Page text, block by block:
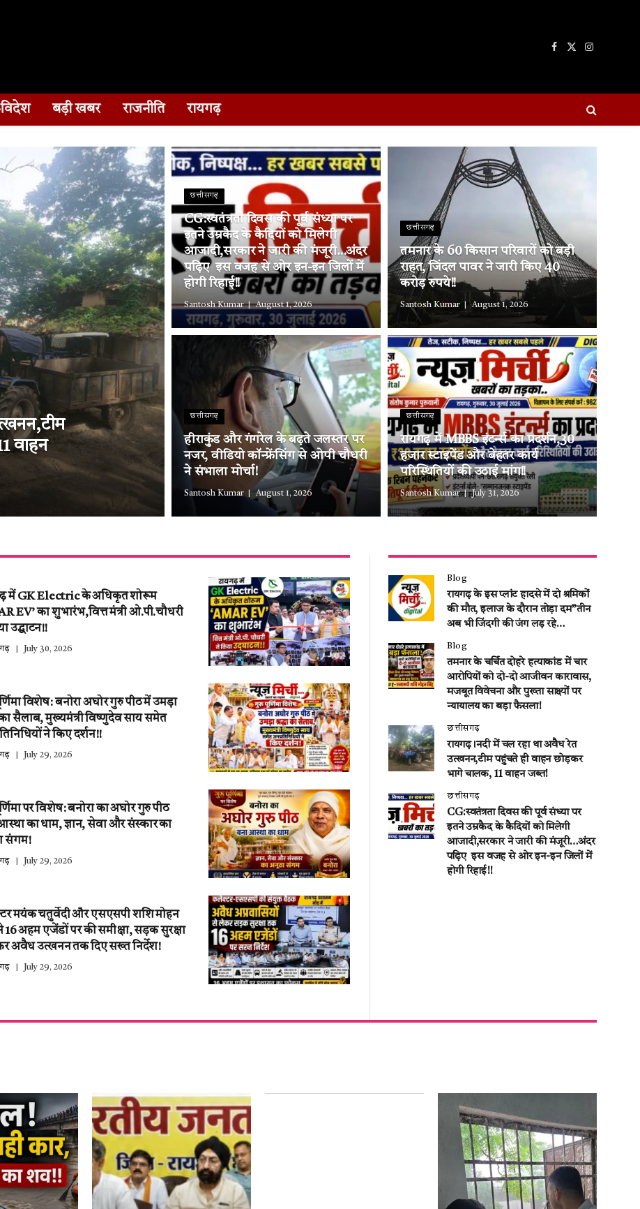
Facebook
X
Instagram
बड़ी खबर राजनीति रायगढ़
वाहन
छत्तीसगढ़
CG:स्वतंत्रता दिवस की पूर्व संध्या पर
इतने उम्रकैद के कैदियों को मिलेगी
आजादी,सरकार ने जारी की मंजूरी…अंदर
पढ़िए इस वजह से ओर इन-इन जिलों में
होगी रिहाई!!
Santosh Kumar August 1, 2026
छत्तीसगढ़
हीराकुंड और गंगरेल के बढ़ते जलस्तर पर
नजर, वीडियो कॉन्फ्रेंसिंग से ओपी चौधरी
ने संभाला मोर्चा!
Santosh Kumar August 1, 2026
छत्तीसगढ़
तमनार के 60 किसान परिवारों को बड़ी
राहत, जिंदल पावर ने जारी किए 40
करोड़ रुपये!!
Santosh Kumar August 1, 2026
छत्तीसगढ़
रायगढ़ में MBBS इंटर्न्स का प्रदर्शन,30
हजार स्टाइपेंड और बेहतर कार्य
परिस्थितियों की उठाई मांग!!
Santosh Kumar July 31, 2026
में GK Electric के अधिकृत शोरूम
EV’ का शुभारंभ,वित्त मंत्री ओ.पी.चौधरी
उद्घाटन!!
July 30, 2026
विशेष: बनोरा अघोर गुरु पीठ में उमड़ा
का सैलाब, मुख्यमंत्री विष्णुदेव साय समेत
ने किए दर्शन!!
July 29, 2026
पर विशेष: बनोरा का अघोर गुरु पीठ
का धाम, ज्ञान, सेवा और संस्कार का
संगम!
July 29, 2026
मयंक चतुर्वेदी और एसएसपी शशि मोहन
16 अहम एजेंडों पर की समीक्षा, सड़क सुरक्षा
अवैध उत्खनन तक दिए सख्त निर्देश!
July 29, 2026
Blog
रायगढ़ के इस प्लांट हादसे में दो श्रमिकों
की मौत, इलाज के दौरान तोड़ा दम”तीन
अब भी जिंदगी की जंग लड़ रहे…
Blog
तमनार के चर्चित दोहरे हत्याकांड में चार
आरोपियों को दो-दो आजीवन कारावास,
मजबूत विवेचना और पुख्ता साक्ष्यों पर
न्यायालय का बड़ा फैसला!
छत्तीसगढ़
रायगढ़।नदी में चल रहा था अवैध रेत
उत्खनन,टीम पहुंचते ही वाहन छोड़कर
भागे चालक, 11 वाहन जब्त!
छत्तीसगढ़
CG:स्वतंत्रता दिवस की पूर्व संध्या पर
इतने उम्रकैद के कैदियों को मिलेगी
आजादी,सरकार ने जारी की मंजूरी…अंदर
पढ़िए इस वजह से ओर इन-इन जिलों में
होगी रिहाई!!